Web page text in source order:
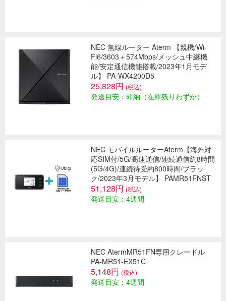
NEC 無線ルーター Aterm 【親機/Wi-
Fi6/3603＋574Mbps/メッシュ中継機
能/安定通信機能搭載/2023年1月モデ
ル】 PA-WX4200D5
25,828円 (税込)
発送目安：即納（在庫残りわずか）
NEC モバイルルーターAterm【海外対
応SIM付/5G/高速通信/連続通信約8時間
(5G/4G)/連続待受約800時間/ブラッ
ク/2023年3月モデル】 PAMR51FNST
51,128円 (税込)
発送目安：4週間
NEC AtermMR51FN専用クレードル
PA-MR51-EX51C
5,148円 (税込)
発送目安：4週間